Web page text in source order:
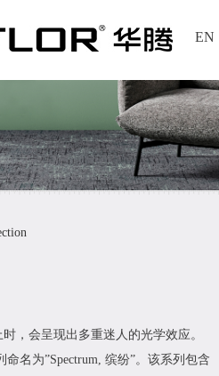
EN
，会呈现出多重迷人的光学效应。
名为”Spectrum, 缤纷”。该系列包含